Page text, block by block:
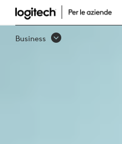
INTRODUZIONE
Business